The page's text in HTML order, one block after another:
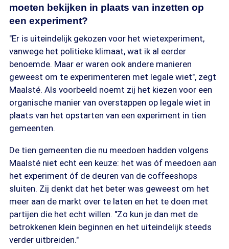
moeten bekijken in plaats van inzetten op
een experiment?
"Er is uiteindelijk gekozen voor het wietexperiment,
vanwege het politieke klimaat, wat ik al eerder
benoemde. Maar er waren ook andere manieren
geweest om te experimenteren met legale wiet", zegt
Maalsté. Als voorbeeld noemt zij het kiezen voor een
organische manier van overstappen op legale wiet in
plaats van het opstarten van een experiment in tien
gemeenten.
De tien gemeenten die nu meedoen hadden volgens
Maalsté niet echt een keuze: het was óf meedoen aan
het experiment óf de deuren van de coffeeshops
sluiten. Zij denkt dat het beter was geweest om het
meer aan de markt over te laten en het te doen met
partijen die het echt willen. "Zo kun je dan met de
betrokkenen klein beginnen en het uiteindelijk steeds
verder uitbreiden."